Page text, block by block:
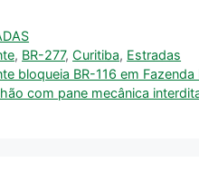
, BR-277, Curitiba, Estradas
bloqueia BR-116 em Fazenda
com pane mecânica